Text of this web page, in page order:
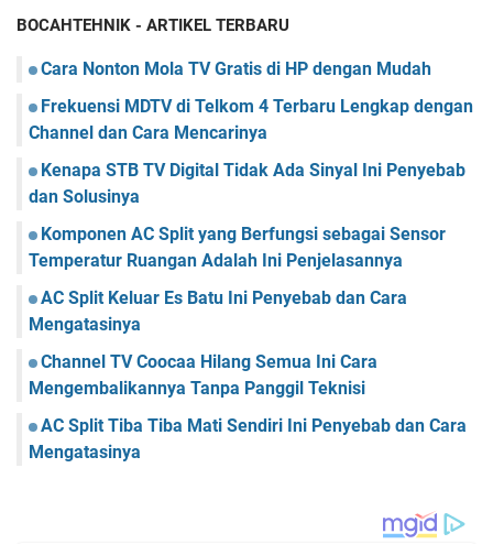
BOCAHTEHNIK - ARTIKEL TERBARU
Cara Nonton Mola TV Gratis di HP dengan Mudah
Frekuensi MDTV di Telkom 4 Terbaru Lengkap dengan
Channel dan Cara Mencarinya
Kenapa STB TV Digital Tidak Ada Sinyal Ini Penyebab
dan Solusinya
Komponen AC Split yang Berfungsi sebagai Sensor
Temperatur Ruangan Adalah Ini Penjelasannya
AC Split Keluar Es Batu Ini Penyebab dan Cara
Mengatasinya
Channel TV Coocaa Hilang Semua Ini Cara
Mengembalikannya Tanpa Panggil Teknisi
AC Split Tiba Tiba Mati Sendiri Ini Penyebab dan Cara
Mengatasinya